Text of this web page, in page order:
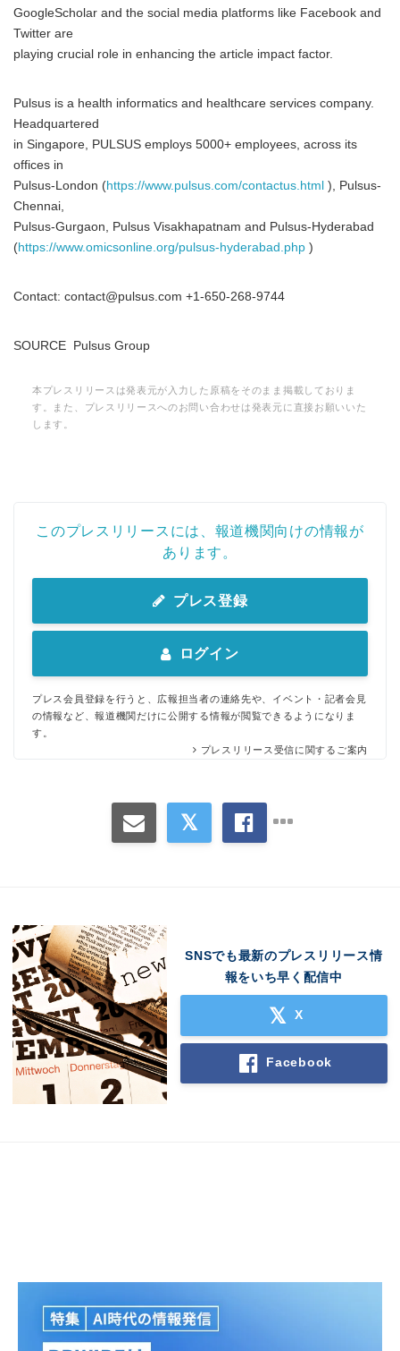
GoogleScholar and the social media platforms like Facebook and
Twitter are
playing crucial role in enhancing the article impact factor.
Pulsus is a health informatics and healthcare services company.
Headquartered
in Singapore, PULSUS employs 5000+ employees, across its
offices in
Pulsus-London (https://www.pulsus.com/contactus.html ), Pulsus-
Chennai,
Pulsus-Gurgaon, Pulsus Visakhapatnam and Pulsus-Hyderabad
(https://www.omicsonline.org/pulsus-hyderabad.php )
Contact: contact@pulsus.com +1-650-268-9744
SOURCE Pulsus Group
本プレスリリースは発表元が入力した原稿をそのまま掲載しておりま
す。また、プレスリリースへのお問い合わせは発表元に直接お願いいた
します。
このプレスリリースには、報道機関向けの情報が
あります。
プレス登録
ログイン
プレス会員登録を行うと、広報担当者の連絡先や、イベント・記者会見
の情報など、報道機関だけに公開する情報が閲覧できるようになりま
す。
プレスリリース受信に関するご案内
SNSでも最新のプレスリリース情
報をいち早く配信中
X
Facebook